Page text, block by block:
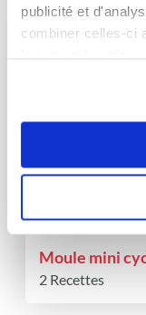
publicité et
combiner celles-ci
Moule mini
2 Recettes